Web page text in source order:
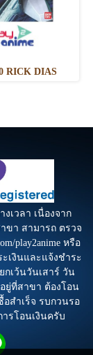
RICK DIAS
เวลา เนื่องจาก
ขา สามารถ ตรวจ
play2anime หรือ
ะเงินและแจ้งชำระ
กเว้นวันเสาร์ วัน
ยู่ที่สาขา ต้องโอน
สำเร็จ รบกวนรอ
รโอนเงินครับ